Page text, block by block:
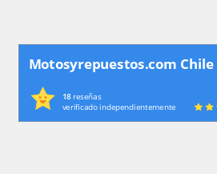
Motosyrepuestos.com Chile
18reseñas
verificado independientemente